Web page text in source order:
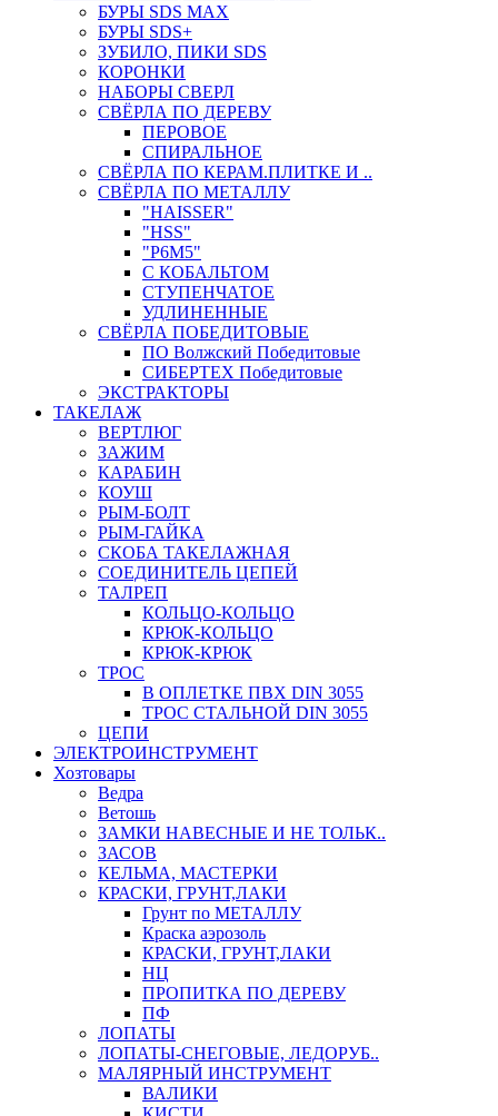
БУРЫ SDS MAX
БУРЫ SDS+
ЗУБИЛО, ПИКИ SDS
КОРОНКИ
НАБОРЫ СВЕРЛ
СВЁРЛА ПО ДЕРЕВУ
ПЕРОВОЕ
СПИРАЛЬНОЕ
СВЁРЛА ПО КЕРАМ.ПЛИТКЕ И ..
СВЁРЛА ПО МЕТАЛЛУ
"HAISSER"
"HSS"
"Р6М5"
С КОБАЛЬТОМ
СТУПЕНЧАТОЕ
УДЛИНЕННЫЕ
СВЁРЛА ПОБЕДИТОВЫЕ
ПО Волжский Победитовые
СИБЕРТЕХ Победитовые
ЭКСТРАКТОРЫ
ТАКЕЛАЖ
ВЕРТЛЮГ
ЗАЖИМ
КАРАБИН
КОУШ
РЫМ-БОЛТ
РЫМ-ГАЙКА
СКОБА ТАКЕЛАЖНАЯ
СОЕДИНИТЕЛЬ ЦЕПЕЙ
ТАЛРЕП
КОЛЬЦО-КОЛЬЦО
КРЮК-КОЛЬЦО
КРЮК-КРЮК
ТРОС
В ОПЛЕТКЕ ПВХ DIN 3055
ТРОС СТАЛЬНОЙ DIN 3055
ЦЕПИ
ЭЛЕКТРОИНСТРУМЕНТ
Хозтовары
Ведра
Ветошь
ЗАМКИ НАВЕСНЫЕ И НЕ ТОЛЬК..
ЗАСОВ
КЕЛЬМА, МАСТЕРКИ
КРАСКИ, ГРУНТ,ЛАКИ
Грунт по МЕТАЛЛУ
Краска аэрозоль
КРАСКИ, ГРУНТ,ЛАКИ
НЦ
ПРОПИТКА ПО ДЕРЕВУ
ПФ
ЛОПАТЫ
ЛОПАТЫ-СНЕГОВЫЕ, ЛЕДОРУБ..
МАЛЯРНЫЙ ИНСТРУМЕНТ
ВАЛИКИ